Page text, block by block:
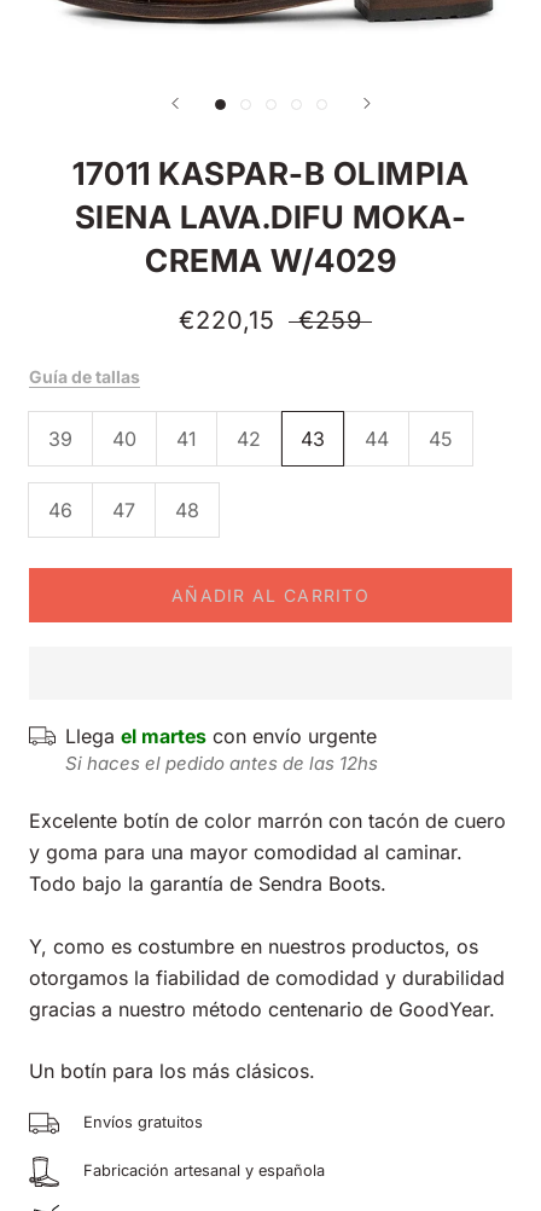
17011 KASPAR-B OLIMPIA
SIENA LAVA.DIFU MOKA-
CREMA W/4029
€220,15 €259
Guía de tallas
39 40 41 42 43 44 45
46 47 48
AÑADIR AL CARRITO
Llega el martes con envío urgente
Si haces el pedido antes de las 12hs
Excelente botín de color marrón con tacón de cuero
y goma para una mayor comodidad al caminar.
Todo bajo la garantía de Sendra Boots.
Y, como es costumbre en nuestros productos, os
otorgamos la fiabilidad de comodidad y durabilidad
gracias a nuestro método centenario de GoodYear.
Un botín para los más clásicos.
Envíos gratuitos
Fabricación artesanal y española